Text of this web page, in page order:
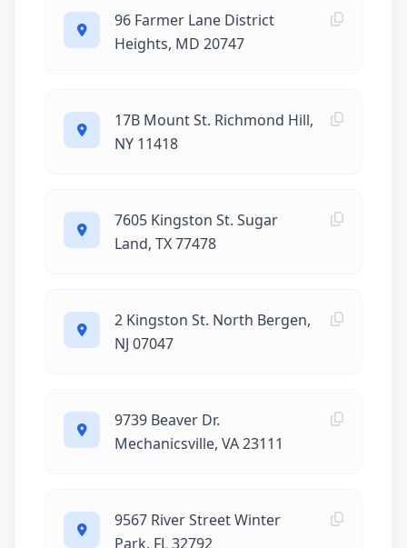
96 Farmer Lane District
Heights, MD 20747
17B Mount St. Richmond Hill,
NY 11418
7605 Kingston St. Sugar
Land, TX 77478
2 Kingston St. North Bergen,
NJ 07047
9739 Beaver Dr.
Mechanicsville, VA 23111
9567 River Street Winter
Park, FL 32792